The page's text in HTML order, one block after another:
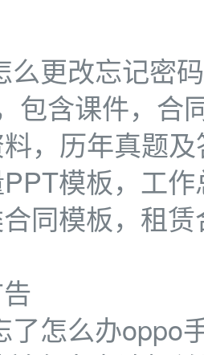
么更改忘记密
包含课件，合
，历年真题
模板，工
同模板，租
了怎么办oppo